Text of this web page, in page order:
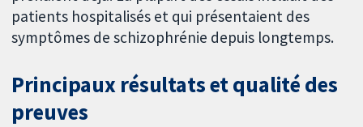
patients hospitalisés et qui présentaient des
symptômes de schizophrénie depuis longtemps.
Principaux résultats et qualité des
preuves